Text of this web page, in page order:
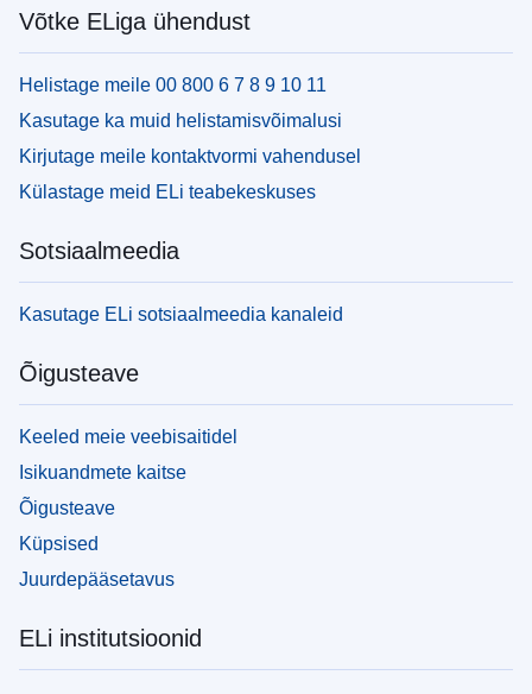
Võtke ELiga ühendust
Helistage meile 00 800 6 7 8 9 10 11
Kasutage ka muid helistamisvõimalusi
Kirjutage meile kontaktvormi vahendusel
Külastage meid ELi teabekeskuses
Sotsiaalmeedia
Kasutage ELi sotsiaalmeedia kanaleid
Õigusteave
Keeled meie veebisaitidel
Isikuandmete kaitse
Õigusteave
Küpsised
Juurdepääsetavus
ELi institutsioonid